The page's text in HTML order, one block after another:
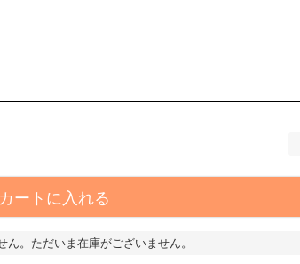
カートに入れる
ん。ただいま在庫がございません。